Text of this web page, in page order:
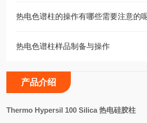
热电色谱柱的操作有哪些需要注意的
热电色谱柱样品制备与操作
产品介绍
Thermo Hypersil 100 Silica热电硅胶柱